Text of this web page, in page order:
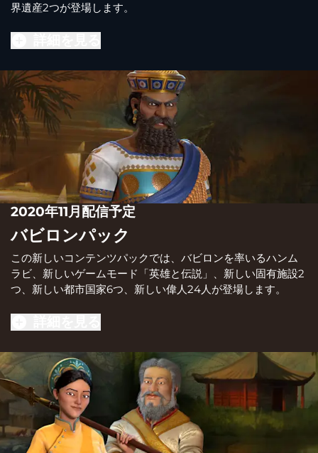
界遺産2つが登場します。
2020年11月配信予定
バビロンパック
この新しいコンテンツパックでは、バビロンを率いるハンム
ラビ、新しいゲームモード「英雄と伝説」、新しい固有施設2
つ、新しい都市国家6つ、新しい偉人24人が登場します。